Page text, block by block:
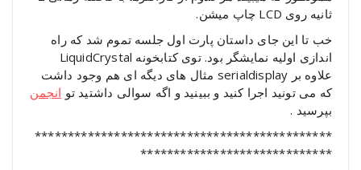
ثانیه روی LCD چاپ میشن.
خب تا این جای داستان پارت اول جلسه تموم شد که راه
اندازی اولیه نمایشگر بود. توی کتابخونه LiquidCrystal
علاوه بر serialdisplay مثال های دیگه ای هم وجود داشت
که می تونید اجرا کنید و ببینید و اگه سوالی داشتید تو انجمن
بپرسید .
*********************************************
*****************************